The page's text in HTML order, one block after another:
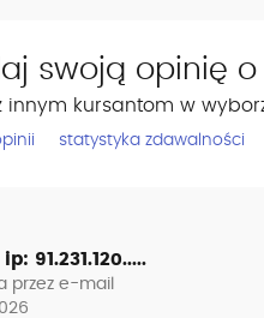
swoją opinię o
innym kursantom w
statystyka zdawalności
ip: 91.231.120.....
przez e-mail